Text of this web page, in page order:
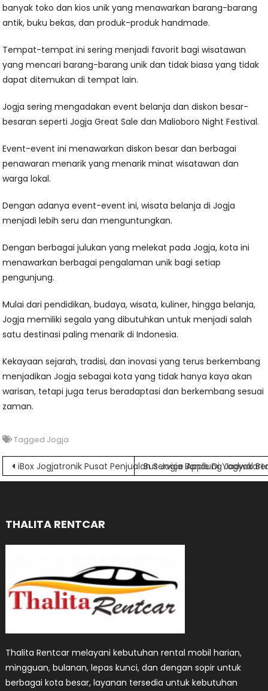
banyak toko dan kios unik yang menawarkan barang-barang
antik, buku bekas, dan produk-produk handmade.
Tempat-tempat ini sering menjadi favorit bagi wisatawan
yang mencari barang-barang unik dan tidak biasa yang tidak
dapat ditemukan di tempat lain.
Jogja sering mengadakan event belanja dan diskon besar-
besaran seperti Jogja Great Sale dan Malioboro Night Festival.
Event-event ini menawarkan diskon besar dan berbagai
penawaran menarik yang menarik minat wisatawan dan
warga lokal.
Dengan adanya event-event ini, wisata belanja di Jogja
menjadi lebih seru dan menguntungkan.
Dengan berbagai julukan yang melekat pada Jogja, kota ini
menawarkan berbagai pengalaman unik bagi setiap
pengunjung.
Mulai dari pendidikan, budaya, wisata, kuliner, hingga belanja,
Jogja memiliki segala yang dibutuhkan untuk menjadi salah
satu destinasi paling menarik di Indonesia.
Kekayaan sejarah, tradisi, dan inovasi yang terus berkembang
menjadikan Jogja sebagai kota yang tidak hanya kaya akan
warisan, tetapi juga terus beradaptasi dan berkembang sesuai
zaman.
Tagged Jogja
Navigasi
iBox Jogjatronik Pusat Penjualan Service Apple Di
Bus Jogja Bandung Jadwal
THALITA RENTCAR
Thalita Rentcar melayani kebutuhan rental mobil harian,
mingguan, bulanan, lepas kunci, dan dengan sopir untuk
berbagai kota besar, layanan tersedia untuk kebutuhan